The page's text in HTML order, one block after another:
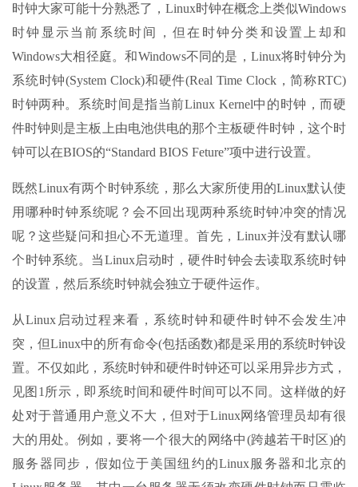
时钟大家可能十分熟悉了，Linux时钟在概念上类似Windows
时钟显示当前系统时间，但在时钟分类和设置上却和
Windows大相径庭。和Windows不同的是，Linux将时钟分为
系统时钟(System Clock)和硬件(Real Time Clock，简称RTC)
时钟两种。系统时间是指当前Linux Kernel中的时钟，而硬
件时钟则是主板上由电池供电的那个主板硬件时钟，这个时
钟可以在BIOS的“Standard BIOS Feture”项中进行设置。
既然Linux有两个时钟系统，那么大家所使用的Linux默认使
用哪种时钟系统呢？会不回出现两种系统时钟冲突的情况
呢？这些疑问和担心不无道理。首先，Linux并没有默认哪
个时钟系统。当Linux启动时，硬件时钟会去读取系统时钟
的设置，然后系统时钟就会独立于硬件运作。
从Linux启动过程来看，系统时钟和硬件时钟不会发生冲
突，但Linux中的所有命令(包括函数)都是采用的系统时钟设
置。不仅如此，系统时钟和硬件时钟还可以采用异步方式，
见图1所示，即系统时间和硬件时间可以不同。这样做的好
处对于普通用户意义不大，但对于Linux网络管理员却有很
大的用处。例如，要将一个很大的网络中(跨越若干时区)的
服务器同步，假如位于美国纽约的Linux服务器和北京的